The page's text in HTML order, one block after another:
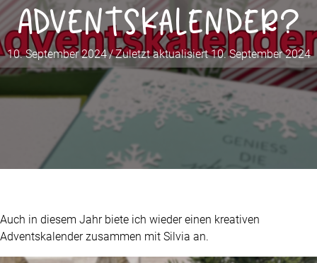
Adventskalender?
10. September 2024/Zuletzt aktualisiert 10. September 2024
Auch in diesem Jahr biete ich wieder einen kreativen
Adventskalender zusammen mit Silvia an.